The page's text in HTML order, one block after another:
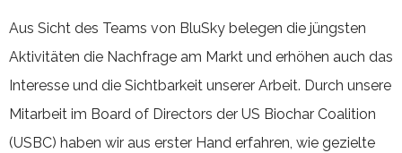
Aus Sicht des Teams von BluSky belegen die jüngsten
Aktivitäten die Nachfrage am Markt und erhöhen auch das
Interesse und die Sichtbarkeit unserer Arbeit. Durch unsere
Mitarbeit im Board of Directors der US Biochar Coalition
(USBC) haben wir aus erster Hand erfahren, wie gezielte